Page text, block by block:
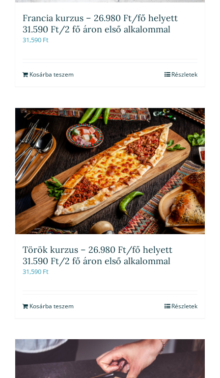
Francia kurzus – 26.980 Ft/fő helyett
31.590 Ft/2 fő áron első alkalommal
31,590 Ft
Kosárba teszem Részletek
Török kurzus – 26.980 Ft/fő helyett
31.590 Ft/2 fő áron első alkalommal
31,590 Ft
Kosárba teszem Részletek